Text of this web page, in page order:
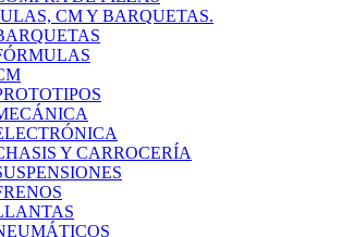
CM Y BARQUETAS.
Y CARROCERÍA